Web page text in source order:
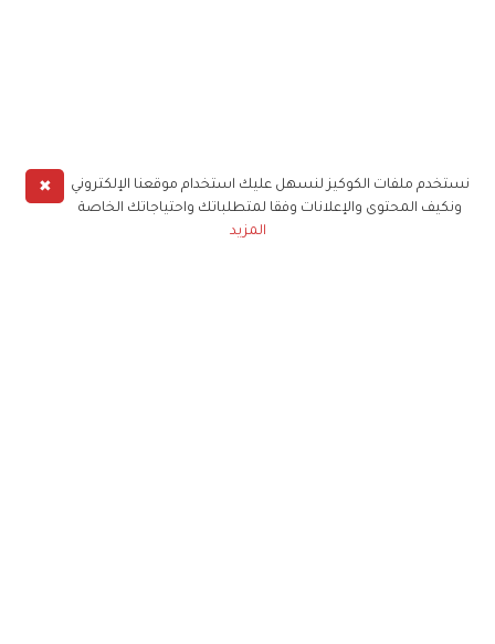
✖
نستخدم ملفات الكوكيز لنسهل عليك استخدام موقعنا الإلكتروني
ونكيف المحتوى والإعلانات وفقا لمتطلباتك واحتياجاتك الخاصة
المزيد